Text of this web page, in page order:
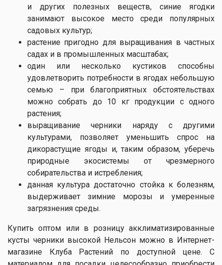
и других полезных веществ, синие ягодки
занимают высокое место среди популярных
садовых культур;
растение пригодно для выращивания в частных
садах и в промышленных масштабах;
один или несколько кустиков способны
удовлетворить потребности в ягодах небольшую
семью – при благоприятных обстоятельствах
можно собрать до 10 кг продукции с одного
растения;
выращивание черники наряду с другими
культурами, позволяет уменьшить спрос на
дикорастущие ягоды и, таким образом, уберечь
природные экосистемы от чрезмерного
собирательства и истребления;
данная культура достаточно стойка к болезням,
выдерживает зимние морозы и умеренные
загрязнения среды.
Купить оптом или в розницу акклиматизированные
кусты черники высокой Нельсон можно в Интернет-
магазине Клуба Растений по доступной цене. С